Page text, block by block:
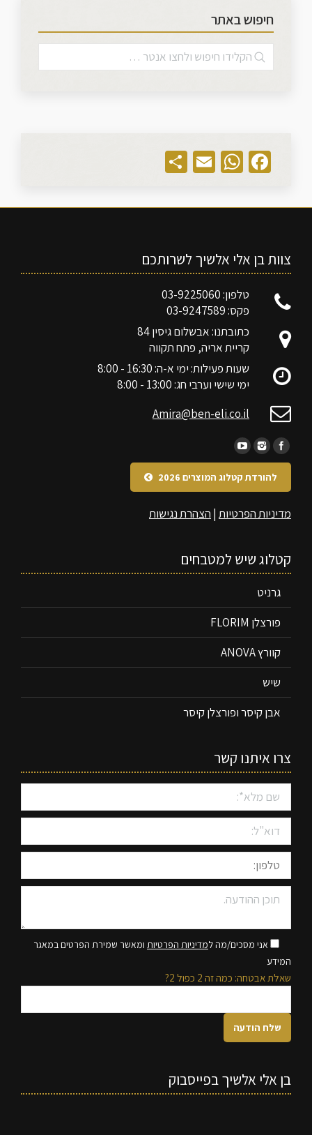
חיפוש באתר
Facebook
WhatsApp
Email
צוות בן אלי אלשיך לשרותכם
טלפון: 03-9225060
פקס: 03-9247589
כתובתנו: אבשלום גיסין 84
קריית אריה, פתח תקווה
שעות פעילות: ימי א-ה: 16:30 - 8:00
ימי שישי וערבי חג: 13:00 - 8:00
Amira@ben-eli.co.il
להורדת קטלוג המוצרים 2026
מדיניות הפרטיות | הצהרת נגישות
קטלוג שיש למטבחים
גרניט
פורצלן FLORIM
קוורץ ANOVA
שיש
אבן קיסר ופורצלן קיסר
צרו איתנו קשר
אני מסכים/מה למדיניות הפרטיות ומאשר שמירת הפרטים במאגר
המידע
שאלת אבטחה: כמה זה 2 כפול 2?
בן אלי אלשיך בפייסבוק